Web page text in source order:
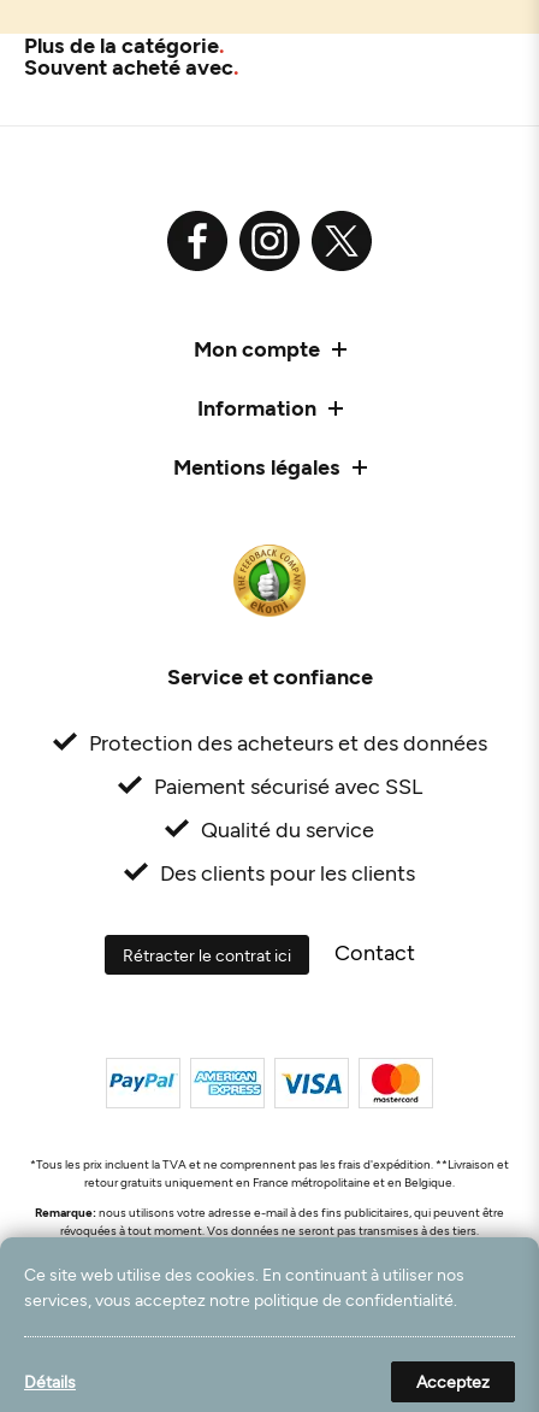
Plus de la catégorie
Souvent acheté avec
Mon compte
Information
Mentions légales
Service et confiance
Protection des acheteurs et des données
Paiement sécurisé avec SSL
Qualité du service
Des clients pour les clients
Rétracter le contrat ici Contact
*Tous les prix incluent la TVA et ne comprennent pas les frais d'expédition. **Livraison et
retour gratuits uniquement en France métropolitaine et en Belgique.
Remarque:nous utilisons votre adresse e-mail à des fins publicitaires, qui peuvent être
révoquées à tout moment. Vos données ne seront pas transmises à des tiers.
createyourtemplate
Ce site web utilise des cookies. En continuant à utiliser nos
services, vous acceptez notre politique de confidentialité.
Détails Acceptez